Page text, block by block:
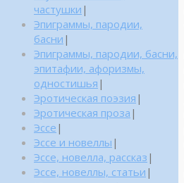
частушки |
Эпиграммы, пародии,
басни |
Эпиграммы, пародии, басни,
эпитафии, афоризмы,
одностишья |
Эротическая поэзия |
Эротическая проза |
Эссе |
Эссе и новеллы |
Эссе, новелла, рассказ |
Эссе, новеллы, статьи |